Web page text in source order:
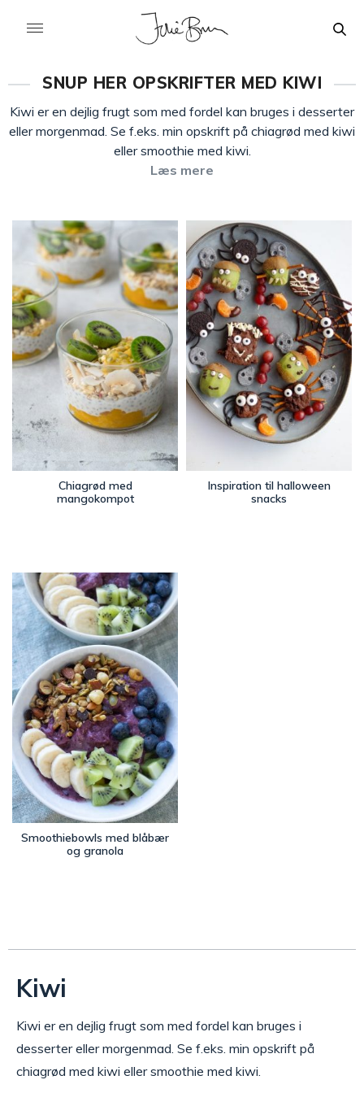
SNUP HER OPSKRIFTER MED KIWI
Kiwi er en dejlig frugt som med fordel kan bruges i desserter
eller morgenmad. Se f.eks. min opskrift på chiagrød med kiwi
eller smoothie med kiwi.
Læs mere
Chiagrød med
mangokompot
Inspiration til halloween
snacks
Smoothiebowls med blåbær
og granola
Kiwi
Kiwi er en dejlig frugt som med fordel kan bruges i
desserter eller morgenmad. Se f.eks. min opskrift på
chiagrød med kiwi eller smoothie med kiwi.